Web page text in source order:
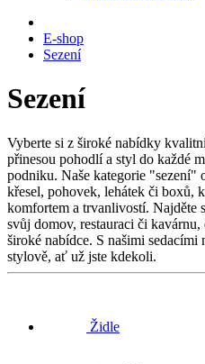
E-shop
Sezení
Sezení
Vyberte si z široké nabídky
přinesou pohodlí a styl do každé
podniku. Naše kategorie "sezení"
křesel, pohovek, lehátek či boxů,
komfortem a trvanlivostí. Najděte
svůj domov, restauraci či
široké nabídce. S našimi
stylově, ať už jste kdekoli.
Židle